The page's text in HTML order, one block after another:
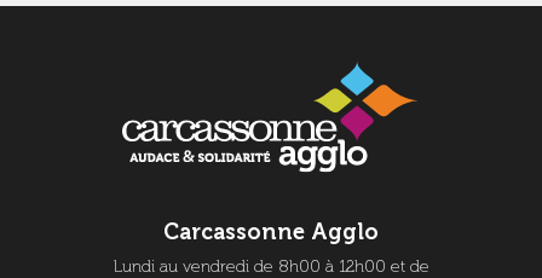
Carcassonne Agglo
Lundi au vendredi de 8h00 à 12h00 et de